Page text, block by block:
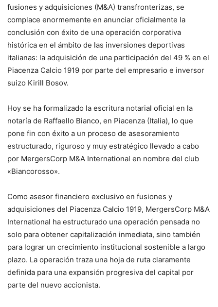
fusiones y adquisiciones (M&A) transfronterizas, se
complace enormemente en anunciar oficialmente la
conclusión con éxito de una operación corporativa
histórica en el ámbito de las inversiones deportivas
italianas: la adquisición de una participación del 49 % en el
Piacenza Calcio 1919 por parte del empresario e inversor
suizo Kirill Bosov.
Hoy se ha formalizado la escritura notarial oficial en la
notaría de Raffaello Bianco, en Piacenza (Italia), lo que
pone fin con éxito a un proceso de asesoramiento
estructurado, riguroso y muy estratégico llevado a cabo
por MergersCorp M&A International en nombre del club
«Biancorosso».
Como asesor financiero exclusivo en fusiones y
adquisiciones del Piacenza Calcio 1919, MergersCorp M&A
International ha estructurado una operación pensada no
solo para obtener capitalización inmediata, sino también
para lograr un crecimiento institucional sostenible a largo
plazo. La operación traza una hoja de ruta claramente
definida para una expansión progresiva del capital por
parte del nuevo accionista.